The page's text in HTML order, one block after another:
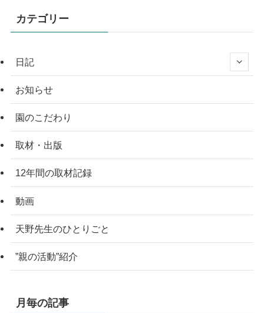
カテゴリー
日記
お知らせ
園のこだわり
取材・出版
12年間の取材記録
動画
天野先生のひとりごと
”親の活動”紹介
月毎の記事